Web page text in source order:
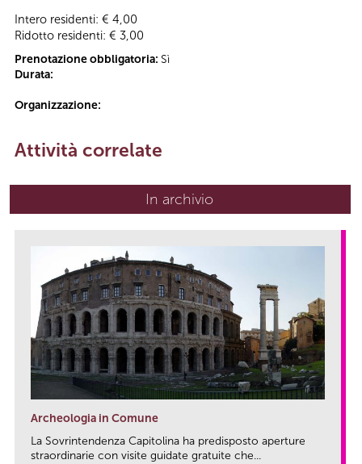
Intero residenti: € 4,00
Ridotto residenti: € 3,00
Prenotazione obbligatoria: Sì
Durata:
Organizzazione:
Attività correlate
In archivio
Archeologia in Comune
La Sovrintendenza Capitolina ha predisposto aperture
straordinarie con visite guidate gratuite che...